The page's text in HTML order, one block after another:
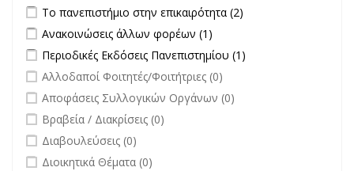
Apply Το πανεπιστήμιο στην επικαιρότητα filter
Το πανεπιστήμιο στην επικαιρότητα (2)
Apply Ανακοινώσεις άλλων φορέων filter
Ανακοινώσεις άλλων φορέων (1)
Apply Περιοδικές Εκδόσεις Πανεπιστημίου filter
Περιοδικές Εκδόσεις Πανεπιστημίου (1)
undefined
Αλλοδαποί Φοιτητές/Φοιτήτριες (0)
undefined
Αποφάσεις Συλλογικών Οργάνων (0)
undefined
Βραβεία / Διακρίσεις (0)
undefined
Διαβουλεύσεις (0)
undefined
Διοικητικά Θέματα (0)